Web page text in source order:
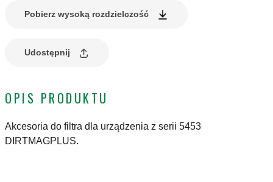
Pobierz wysoką rozdzielczość
Udostępnij
OPIS PRODUKTU
Akcesoria do filtra dla urządzenia z serii 5453
DIRTMAGPLUS.